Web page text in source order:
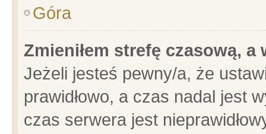
Góra
Zmieniłem strefę czasową,
Jeżeli jesteś pewny/a, że
prawidłowo, a czas nadal jest
czas serwera jest